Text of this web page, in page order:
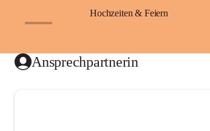
Hochzeiten & Feiern
Ansprechpartnerin